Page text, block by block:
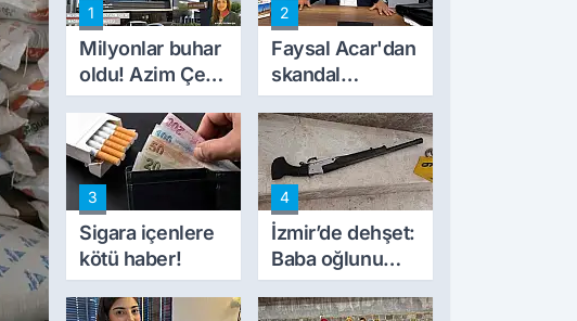
1
Milyonlar buhar
oldu! Azim Çelik
inşaat mağduru
ilk kez konuştu
2
Faysal Acar'dan
skandal
açıklamalar:
'Haluk Levent
peynircilerimizi
de kıskaca aldı,
müdahale ettik'
3
Sigara içenlere
kötü haber!
4
İzmir’de dehşet:
Baba oğlunu
vurdu